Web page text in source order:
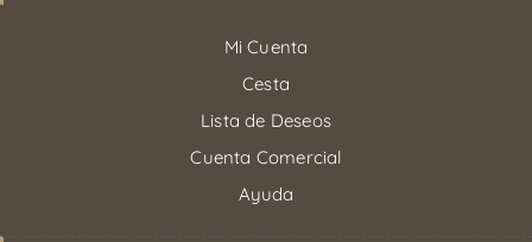
Mi Cuenta
Cesta
Lista de Deseos
Cuenta Comercial
Ayuda